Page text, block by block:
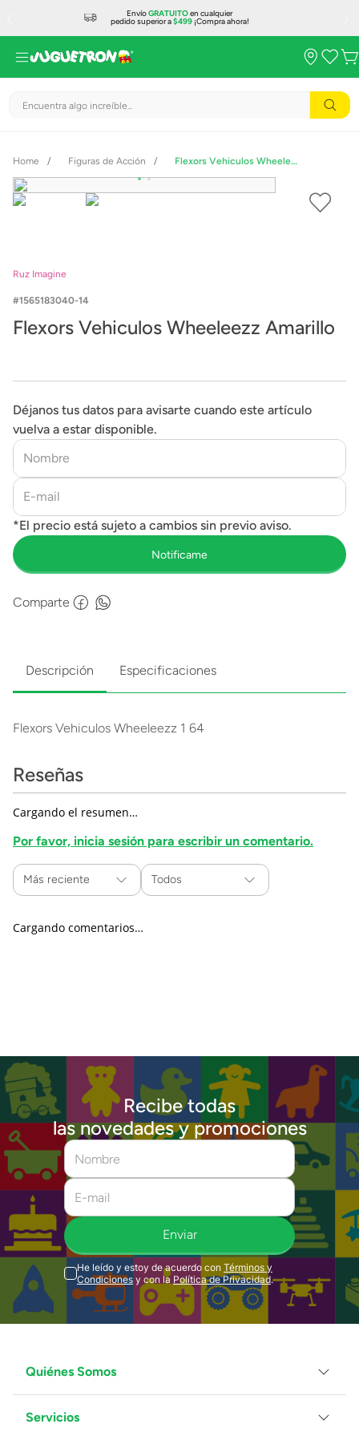
EnvíoGRATUITOen cualquier
pedido superior a$499¡Compra ahora!
Encuentra algo increíble...
Figuras de Acción Flexors Vehiculos Wheeleezz Amarillo
Ruz Imagine
1565183040-14
Flexors Vehiculos Wheeleezz Amarillo
Déjanos tus datos para avisarte cuando este artículo
vuelva a estar disponible.
Comparte
Descripción Especificaciones
Flexors Vehiculos Wheeleezz 1 64
Reseñas
Cargando el resumen…
Por favor, inicia sesión para escribir un comentario.
Más reciente Todos
Cargando comentarios…
Recibe todas
las novedades y promociones
Enviar
He leído y estoy de acuerdo con Términos y
Condiciones y con la Política de Privacidad.
Quiénes Somos
Grupo Juguetron
Servicios